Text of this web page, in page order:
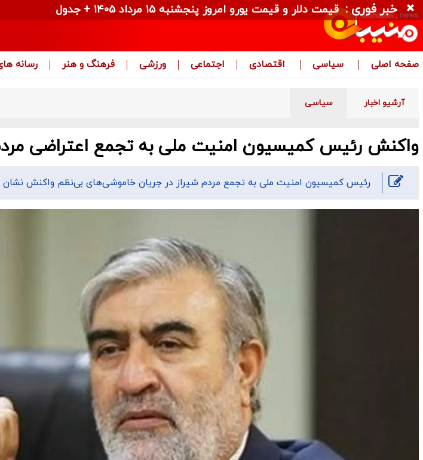
صفحه اصلی سیاسی اقتصادی اجتماعی ورزشی فرهنگ و هنر رسانه
آرشیو اخبار سیاسی
واکنش رئیس کمیسیون امنیت ملی به تجمع اعتراضی
رئیس کمیسیون امنیت ملی به تجمع مردم شیراز در جریان خاموشی‌های بی‌نظم واکنش نشان
خبر فوری : قیمت دلار و قیمت یورو امروز پنجشنبه ۱۵ مرداد ۱۴۰۵ + جدول